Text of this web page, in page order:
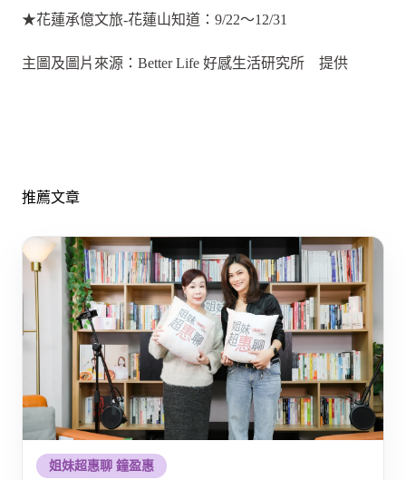
★花蓮承億文旅-花蓮山知道：9/22～12/31
主圖及圖片來源：Better Life 好感生活研究所 提供
推薦文章
姐妹超惠聊 鐘盈惠